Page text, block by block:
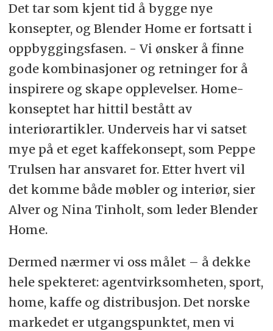
Det tar som kjent tid å bygge nye
konsepter, og Blender Home er fortsatt i
oppbyggingsfasen. - Vi ønsker å finne
gode kombinasjoner og retninger for å
inspirere og skape opplevelser. Home-
konseptet har hittil bestått av
interiørartikler. Underveis har vi satset
mye på et eget kaffekonsept, som Peppe
Trulsen har ansvaret for. Etter hvert vil
det komme både møbler og interiør, sier
Alver og Nina Tinholt, som leder Blender
Home.
Dermed nærmer vi oss målet – å dekke
hele spekteret: agentvirksomheten, sport,
home, kaffe og distribusjon. Det norske
markedet er utgangspunktet, men vi